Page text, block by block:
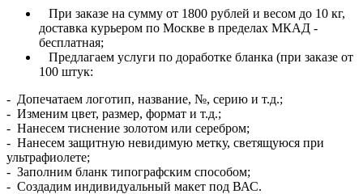
При заказе на сумму от 1800 рублей и весом до 10 кг,
доставка курьером по Москве в пределах МКАД -
бесплатная;
Предлагаем услуги по доработке бланка (при заказе от
100 штук:
- Допечатаем логотип, название, №, серию и т.д.;
- Изменим цвет, размер, формат и т.д.;
- Нанесем тиснение золотом или серебром;
- Нанесем защитную невидимую метку, светящуюся при
ультрафиолете;
- Заполним бланк типографским способом;
- Создадим индивидуальный макет под ВАС.